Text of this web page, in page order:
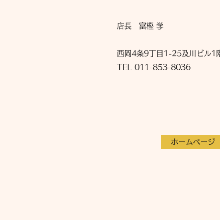
店長 富樫 学
西岡4条9丁目1-25及川ビル1
TEL 011-853-8036
ホームページ